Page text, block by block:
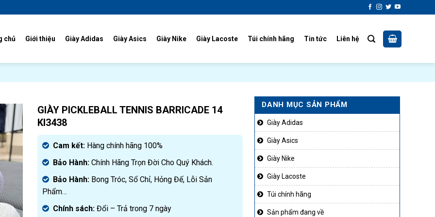
chủ Giới thiệu Giày Adidas Giày Asics Giày Nike Giày Lacoste Túi chính hãng Tin tức Liên hệ
DANH MỤC SẢN PHẨM
Giày Adidas
Giày Asics
Giày Nike
Giày Lacoste
Túi chính hãng
Sản phẩm đang về
GIÀY PICKLEBALL TENNIS BARRICADE 14
KI3438
Cam kết: Hàng chính hãng 100%
Bảo Hành: Chính Hãng Trọn Đời Cho Quý Khách.
Bảo Hành: Bong Tróc, Sổ Chỉ, Hỏng Đế, Lỗi Sản
Phẩm…
Chính sách: Đổi – Trả trong 7 ngày